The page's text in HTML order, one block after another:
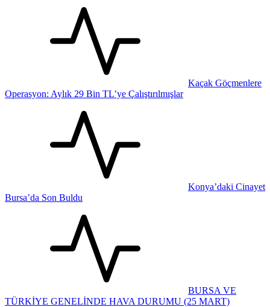
Kaçak Göçmenlere
Operasyon: Aylık 29 Bin TL’ye Çalıştırılmışlar
Konya’daki Cinayet
Bursa’da Son Buldu
BURSA VE
TÜRKİYE GENELİNDE HAVA DURUMU (25 MART)